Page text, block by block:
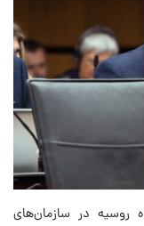
روسیه در سازمان‌های